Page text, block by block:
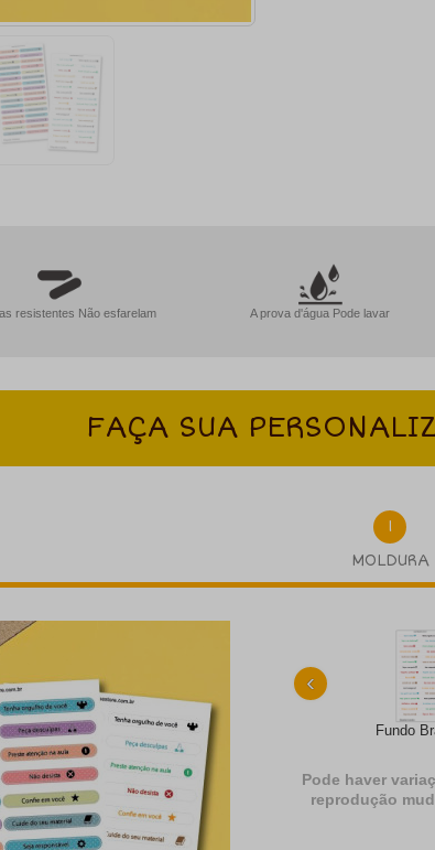
resistentes Não esfarelam A prova d'água Pode lavar
FAÇA SUA
1
MOLDURA
Fundo
‹
Pode haver
reprodução